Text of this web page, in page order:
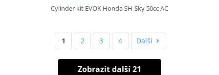
Cylinder kit EVOK Honda SH-Sky 50cc AC
1 2 3 4 Další
Zobrazit další 21